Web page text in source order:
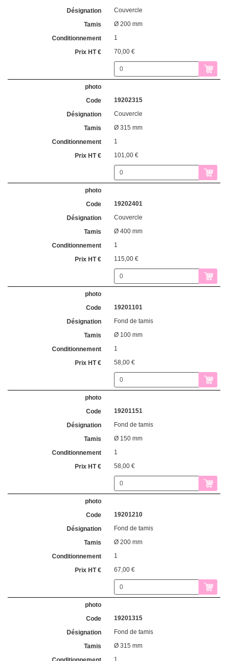
Couvercle
Ø 200 mm
1
70,00 €
19202315
Couvercle
Ø 315 mm
1
101,00 €
19202401
Couvercle
Ø 400 mm
1
115,00 €
19201101
Fond de tamis
Ø 100 mm
1
58,00 €
19201151
Fond de tamis
Ø 150 mm
1
58,00 €
19201210
Fond de tamis
Ø 200 mm
1
67,00 €
19201315
Fond de tamis
Ø 315 mm